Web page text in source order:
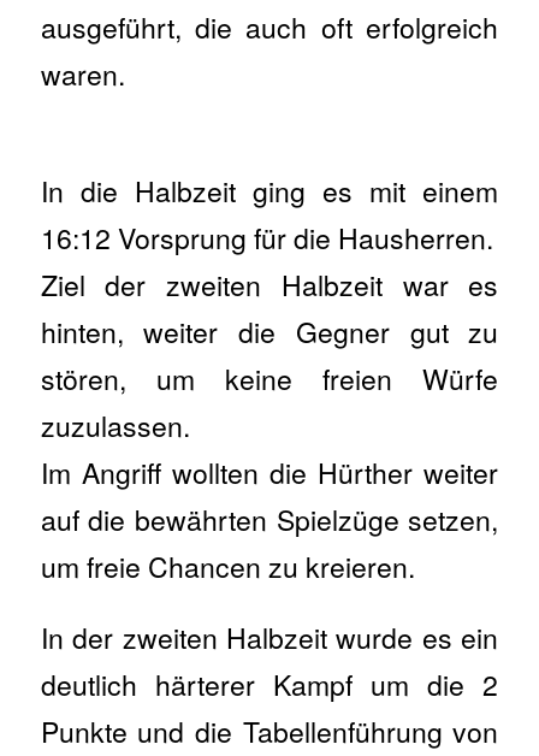
ausgeführt, die auch oft erfolgreich
waren.
In die Halbzeit ging es mit einem
16:12 Vorsprung für die Hausherren.
Ziel der zweiten Halbzeit war es
hinten, weiter die Gegner gut zu
stören, um keine freien Würfe
zuzulassen.
Im Angriff wollten die Hürther weiter
auf die bewährten Spielzüge setzen,
um freie Chancen zu kreieren.
In der zweiten Halbzeit wurde es ein
deutlich härterer Kampf um die 2
Punkte und die Tabellenführung von